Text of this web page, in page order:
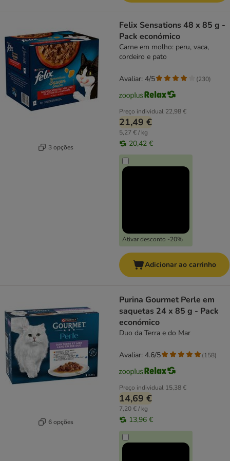
3 opções
Felix Sensations 48 x 85 g -
Pack económico
Carne em molho: peru, vaca,
cordeiro e pato
Preço individual 22,98 €
21,49 €
5,27 € / kg
20,42 €
Ativar desconto -20%
Avaliar: 4/5 (230)
Adicionar ao carrinho
6 opções
Purina Gourmet Perle em
saquetas 24 x 85 g - Pack
económico
Duo da Terra e do Mar
Preço individual 15,38 €
14,69 €
7,20 € / kg
13,96 €
Avaliar: 4.6/5 (158)